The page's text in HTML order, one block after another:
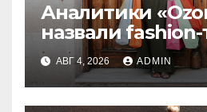
Аналитики
назвали
2026 года
АВГ 4, 2026 ADMIN